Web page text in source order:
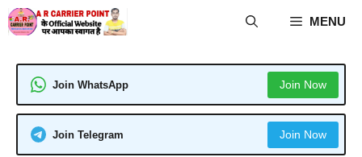
Skip
to
MENU
Join WhatsApp Join Now
Join Telegram Join Now